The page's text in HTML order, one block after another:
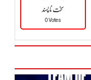
سخت نا پسند
0 Votes